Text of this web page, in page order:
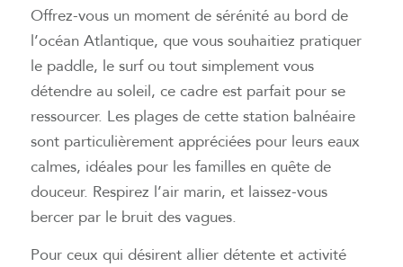
Offrez-vous un moment de sérénité au bord de
l’océan Atlantique, que vous souhaitiez pratiquer
le paddle, le surf ou tout simplement vous
détendre au soleil, ce cadre est parfait pour se
ressourcer. Les plages de cette station balnéaire
sont particulièrement appréciées pour leurs eaux
calmes, idéales pour les familles en quête de
douceur. Respirez l’air marin, et laissez-vous
bercer par le bruit des vagues.
Pour ceux qui désirent allier détente et activité